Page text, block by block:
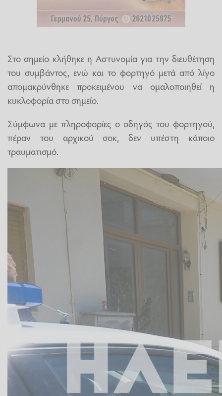
Στο σημείο κλήθηκε η Αστυνομία για την διευθέτηση
του συμβάντος, ενώ και το φορτηγό μετά από λίγο
απομακρύνθηκε προκειμένου να ομαλοποιηθεί η
κυκλοφορία στο σημείο.
Σύμφωνα με πληροφορίες ο οδηγός του φορτηγού,
πέραν του αρχικού σοκ, δεν υπέστη κάποιο
τραυματισμό.